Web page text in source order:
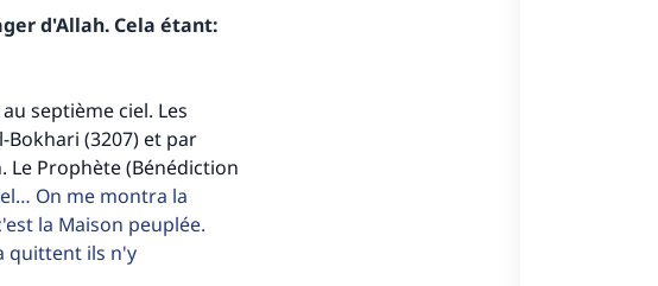
d'Allah. Cela étant:
septième ciel. Les
(3207) et par
Le Prophète (Bénédiction
On me montra la
la Maison peuplée.
quittent ils n'y